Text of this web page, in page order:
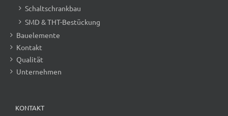
Schaltschrankbau
SMD & THT-Bestückung
Bauelemente
Kontakt
Qualität
Unternehmen
KONTAKT